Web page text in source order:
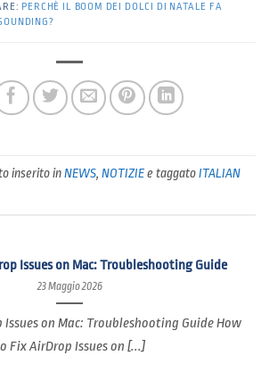
PERCHÈ IL BOOM DEI DOLCI DI NATALE FA
inserito inNEWS, NOTIZIEe taggatoITALIAN
Issues on Mac: Troubleshooting Guide
23 Maggio 2026
on Mac: Troubleshooting Guide How
Fix AirDrop Issues on [...]